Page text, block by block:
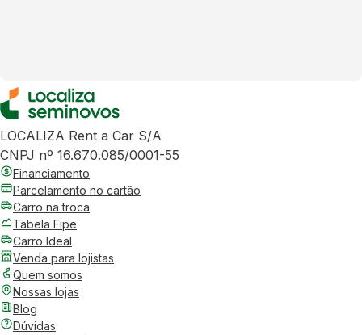
LOCALIZA Rent a Car S/A
CNPJ nº 16.670.085/0001-55
Financiamento
Parcelamento no cartão
Carro na troca
Tabela Fipe
Carro Ideal
Venda para lojistas
Quem somos
Nossas lojas
Blog
Dúvidas